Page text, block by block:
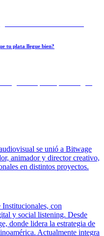
tu plata llegue bien?
se unió a Bitwage
animador y director creativo,
en distintos proyectos.
con
y social listening. Desde
donde lidera la estrategia de
Actualmente integra